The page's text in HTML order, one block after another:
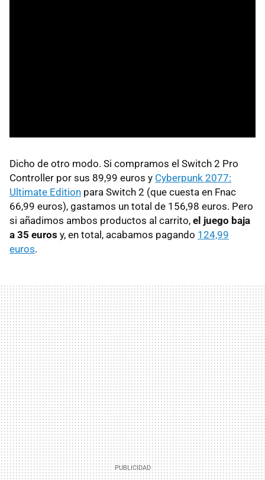
Dicho de otro modo. Si compramos el Switch 2 Pro
Controller por sus 89,99 euros y Cyberpunk 2077:
Ultimate Edition para Switch 2 (que cuesta en Fnac
66,99 euros), gastamos un total de 156,98 euros. Pero
si añadimos ambos productos al carrito, el juego baja
a 35 euros y, en total, acabamos pagando 124,99
euros.